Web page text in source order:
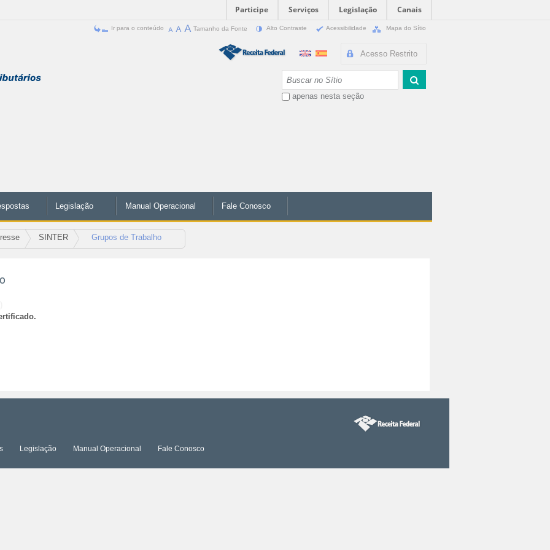
Participe Serviços Legislação
Canais
Ir para o conteúdo Tamanho da Fonte Alto Contraste Acessibilidade Mapa do Sítio
Acesso Restrito
apenas nesta seção
Legislação Manual Operacional Fale Conosco
SINTER Grupos de Trabalho
Legislação Manual Operacional Fale Conosco